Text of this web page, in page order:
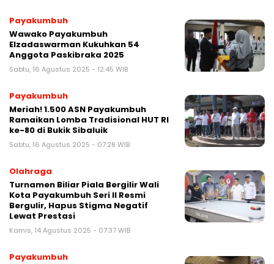
Payakumbuh
Wawako Payakumbuh
Elzadaswarman Kukuhkan 54
Anggota Paskibraka 2025
Sabtu, 16 Agustus 2025 - 12:45 WIB
Payakumbuh
Meriah! 1.500 ASN Payakumbuh
Ramaikan Lomba Tradisional HUT RI
ke-80 di Bukik Sibaluik
Sabtu, 16 Agustus 2025 - 07:28 WIB
Olahraga
Turnamen Biliar Piala Bergilir Wali
Kota Payakumbuh Seri II Resmi
Bergulir, Hapus Stigma Negatif
Lewat Prestasi
Kamis, 14 Agustus 2025 - 07:37 WIB
Payakumbuh